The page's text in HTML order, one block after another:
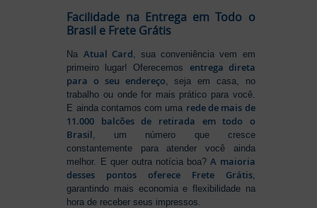
Facilidade na Entrega em Todo o
Brasil e Frete Grátis
Na Atual Card , sua conveniência vem em
primeiro lugar! Oferecemos entrega direta
para o seu endereço , seja em casa, no
trabalho ou onde for mais prático para você.
E ainda contamos com uma rede de mais de
11.000 balcões de retirada em todo o
Brasil , um número que cresce
constantemente para atender você ainda
melhor. E quer outra notícia boa?A maioria
desses pontos oferece Frete Grátis,
garantindo mais economia e flexibilidade na
hora de receber seus impressos.